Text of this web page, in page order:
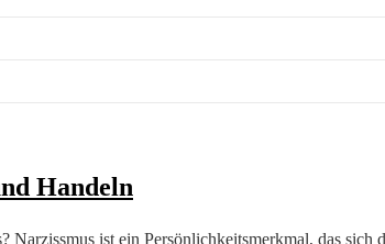
Handeln
ist ein Persönlichkeitsmerkmal, das sich